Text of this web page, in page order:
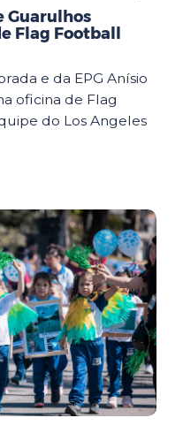
Guarulhos
Flag Football
e da EPG Anísio
oficina de Flag
do Los Angeles